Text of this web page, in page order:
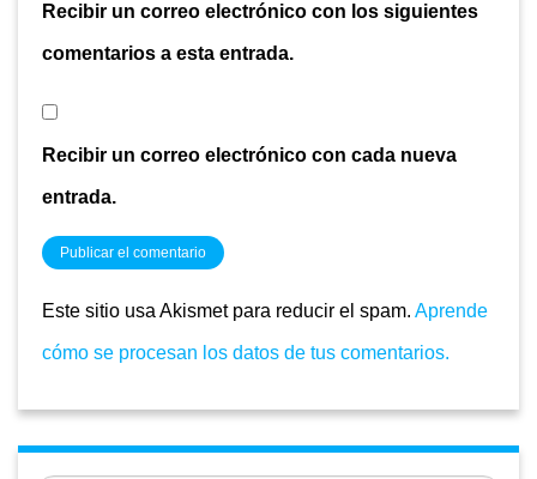
Recibir un correo electrónico con los siguientes
comentarios a esta entrada.
Recibir un correo electrónico con cada nueva
entrada.
Este sitio usa Akismet para reducir el spam. Aprende
cómo se procesan los datos de tus comentarios.